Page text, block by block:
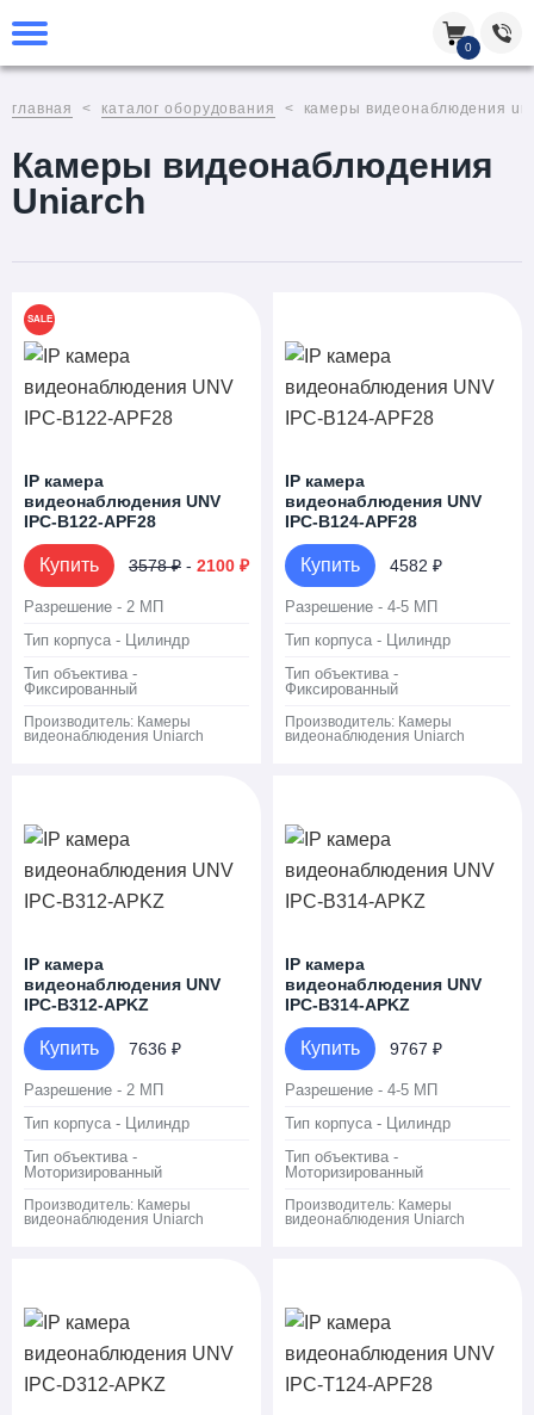
0
главная каталог оборудования камеры видеонаблюдения
Камеры видеонаблюдения
Uniarch
SALE
IP камера
видеонаблюдения UNV
IPC-B122-APF28
Купить 3578 ₽ - 2100 ₽
Разрешение - 2 МП
Тип корпуса - Цилиндр
Тип объектива -
Фиксированный
Производитель: Камеры
видеонаблюдения Uniarch
IP камера
видеонаблюдения UNV
IPC-B124-APF28
Купить 4582 ₽
Разрешение - 4-5 МП
Тип корпуса - Цилиндр
Тип объектива -
Фиксированный
Производитель: Камеры
видеонаблюдения Uniarch
IP камера
видеонаблюдения UNV
IPC-B312-APKZ
Купить 7636 ₽
Разрешение - 2 МП
Тип корпуса - Цилиндр
Тип объектива -
Моторизированный
Производитель: Камеры
видеонаблюдения Uniarch
IP камера
видеонаблюдения UNV
IPC-B314-APKZ
Купить 9767 ₽
Разрешение - 4-5 МП
Тип корпуса - Цилиндр
Тип объектива -
Моторизированный
Производитель: Камеры
видеонаблюдения Uniarch